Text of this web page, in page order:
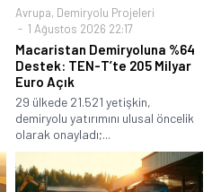
Avrupa, Demiryolu Projeleri
1 Ağustos 2026 22:17
Macaristan Demiryoluna %64
Destek: TEN-T’te 205 Milyar
Euro Açık
29 ülkede 21.521 yetişkin,
demiryolu yatırımını ulusal öncelik
olarak onayladı;...